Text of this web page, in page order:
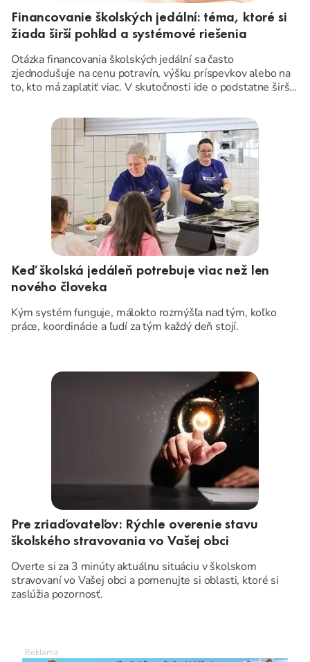
Financovanie školských jedální: téma, ktoré si
žiada širší pohľad a systémové riešenia
Otázka financovania školských jedální sa často
zjednodušuje na cenu potravín, výšku príspevkov alebo na
to, kto má zaplatiť viac. V skutočnosti ide o podstatne širšiu
Keď školská jedáleň potrebuje viac než len
nového človeka
Kým systém funguje, málokto rozmýšľa nad tým, koľko
práce, koordinácie a ľudí za tým každý deň stojí.
Pre zriaďovateľov: Rýchle overenie stavu
školského stravovania vo Vašej obci
Overte si za 3 minúty aktuálnu situáciu v školskom
stravovaní vo Vašej obci a pomenujte si oblasti, ktoré si
zaslúžia pozornosť.